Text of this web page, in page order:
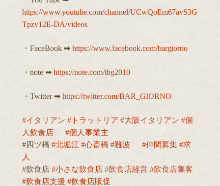
https://www.youtube.com/channel/UCwQoEm67avS3G
Tpzv12E-DA/videos
・FaceBook ➡︎ https://www.facebook.com/bargiorno
・note ➡︎ https://note.com/tbg2010
・Twitter ➡︎ https://twitter.com/BAR_GIORNO
#イタリアン #トラットリア #大阪イタリアン #個
人飲食店
#個人事業主
#四ツ橋 #北堀江 #心斎橋 #難波 #仲間募集 #求
人
#飲食店 #小さな飲食店 #飲食店経営 #飲食店集客
#飲食店支援 #飲食店販促